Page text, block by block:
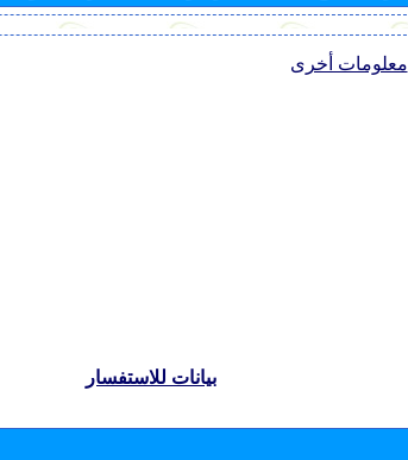
معلومات أخرى
بيانات للاستفسار